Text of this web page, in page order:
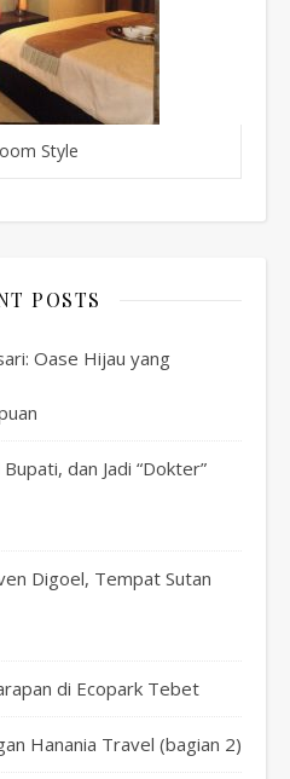
Style
POSTS
Oase Hijau yang
dan Jadi “Dokter”
Digoel, Tempat Sutan
di Ecopark Tebet
Hanania Travel (bagian 2)